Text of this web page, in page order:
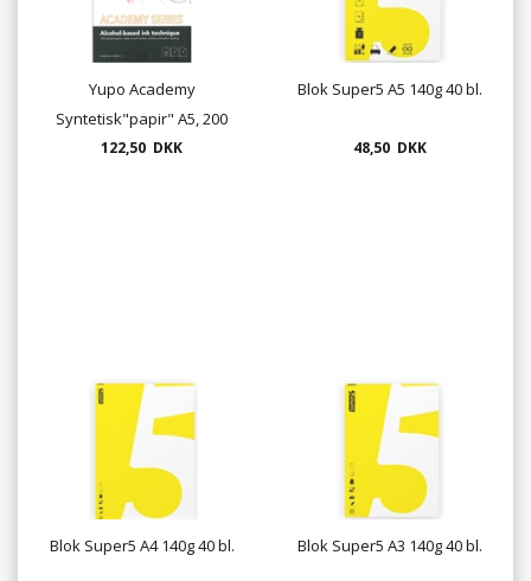
Yupo Academy
Syntetisk"papir" A5, 200
gr.
122,50 DKK
Blok Super5 A5 140g 40 bl.
48,50 DKK
Blok Super5 A4 140g 40 bl. Blok Super5 A3 140g 40 bl.